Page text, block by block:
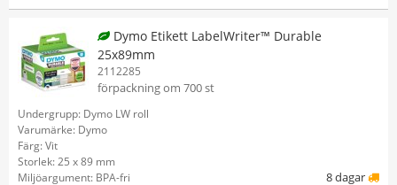
Dymo Etikett LabelWriter™ Durable
25x89mm
2112285
förpackning om 700 st
Undergrupp: Dymo LW roll
Varumärke: Dymo
Färg: Vit
Storlek: 25 x 89 mm
Miljöargument: BPA-fri
8 dagar